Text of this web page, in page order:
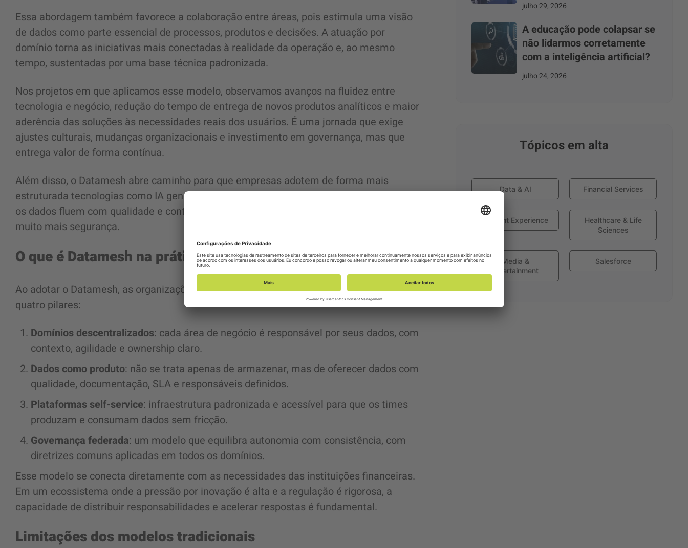
Essa abordagem também favorece a colaboração entre áreas, pois estimula uma visão
de dados como parte essencial de processos, produtos e decisões. A atuação por
domínio torna as iniciativas mais conectadas à realidade da operação e, ao mesmo
tempo, sustentadas por uma base técnica padronizada.
Nos projetos em que aplicamos esse modelo, observamos avanços na fluidez entre
tecnologia e negócio, redução do tempo de entrega de novos produtos analíticos e maior
aderência das soluções às necessidades reais dos usuários. É uma jornada que exige
ajustes culturais, mudanças organizacionais e investimento em governança, mas que
entrega valor de forma contínua.
Além disso, o Datamesh abre caminho para que empresas adotem de forma mais
estruturada tecnologias como IA generativa, automação e inteligência preditiva. Quando
os dados fluem com qualidade e contexto, torna-se possível escalar a inovação com
muito mais segurança.
O que é Datamesh na prática?
Ao adotar o Datamesh, as organizações passam a estruturar seus dados com base em
quatro pilares:
Domínios descentralizados: cada área de negócio é responsável por seus dados, com
contexto, agilidade e ownership claro.
Dados como produto: não se trata apenas de armazenar, mas de oferecer dados com
qualidade, documentação, SLA e responsáveis definidos.
Plataformas self-service: infraestrutura padronizada e acessível para que os times
produzam e consumam dados sem fricção.
Governança federada: um modelo que equilibra autonomia com consistência, com
diretrizes comuns aplicadas em todos os domínios.
Esse modelo se conecta diretamente com as necessidades das instituições financeiras.
Em um ecossistema onde a pressão por inovação é alta e a regulação é rigorosa, a
capacidade de distribuir responsabilidades e acelerar respostas é fundamental.
Limitações dos modelos tradicionais
julho 29, 2026
A educação pode colapsar se
não lidarmos corretamente
com a inteligência artificial?
julho 24, 2026
Tópicos em alta
Data & AI Financial Services
Globant Experience
Healthcare & Life
Sciences
Media &
Entertainment
Salesforce